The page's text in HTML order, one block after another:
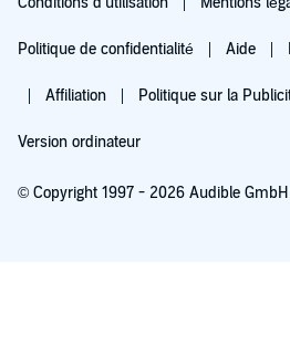
Politique de confidentialité Aide
Affiliation Politique sur la
Version ordinateur
© Copyright 1997 - 2026 Audible GmbH